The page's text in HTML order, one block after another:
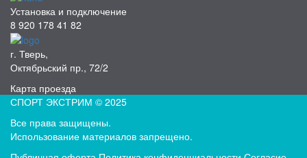
Установка и подключение
8 920 178 41 82
г. Тверь,
Октябрьский пр., 72/2
Карта проезда
СПОРТ ЭКСТРИМ © 2025
Все права защищены.
Использование материалов запрещено.